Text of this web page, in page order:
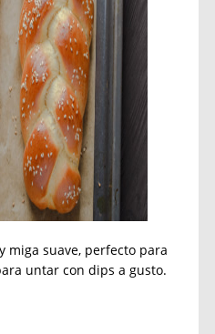
miga suave, perfecto para
untar con dips a gusto.